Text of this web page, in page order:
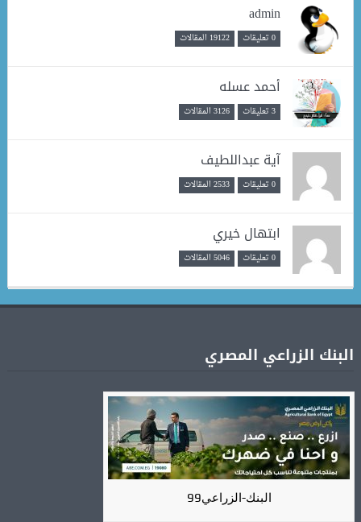
admin
0 تعليقات 19122 المقالات
أحمد عسله
3 تعليقات 3126 المقالات
آية عبداللطيف
0 تعليقات 2533 المقالات
ابتهال خيري
0 تعليقات 5046 المقالات
البنك الزراعي المصري
البنك-الزراعي99